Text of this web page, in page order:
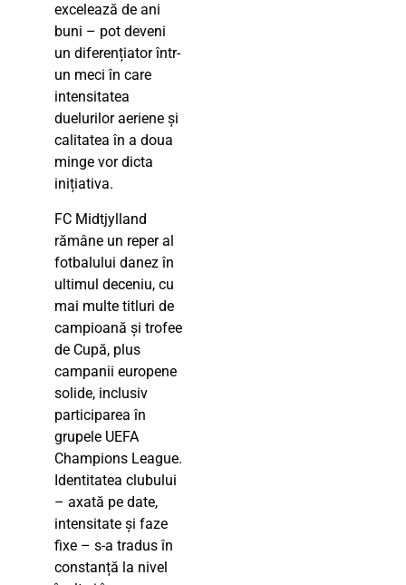
excelează de ani
buni – pot deveni
un diferențiator într-
un meci în care
intensitatea
duelurilor aeriene și
calitatea în a doua
minge vor dicta
inițiativa.
FC Midtjylland
rămâne un reper al
fotbalului danez în
ultimul deceniu, cu
mai multe titluri de
campioană și trofee
de Cupă, plus
campanii europene
solide, inclusiv
participarea în
grupele UEFA
Champions League.
Identitatea clubului
– axată pe date,
intensitate și faze
fixe – s-a tradus în
constanță la nivel